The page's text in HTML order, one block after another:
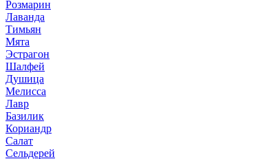
Розмарин
Лаванда
Тимьян
Мята
Эстрагон
Шалфей
Душица
Мелисса
Лавр
Базилик
Кориандр
Салат
Сельдерей